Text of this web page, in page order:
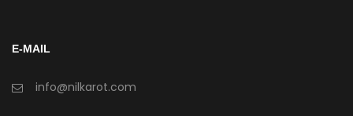
E-MAIL
info@nilkarot.com